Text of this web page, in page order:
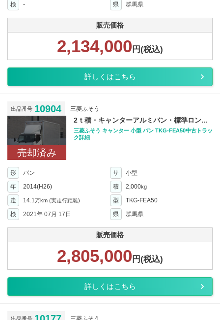
検
- 県 群馬県
販売価格
2,134,000 円(税込)
詳しくはこちら
出品番号 10904 三菱ふそう
売却済み
2ｔ積・キャンターアルミバン・標準ロン...
三菱ふそう キャンター 小型 バン TKG-FEA50中古トラッ
ク詳細
形 バン サ
小型
年
2014(H26) 積 2,000kg
走 14.1万km (実走行距離) 型
TKG-FEA50
検
2021年 07月 17日 県 群馬県
販売価格
2,805,000 円(税込)
詳しくはこちら
出品番号 三菱ふそう